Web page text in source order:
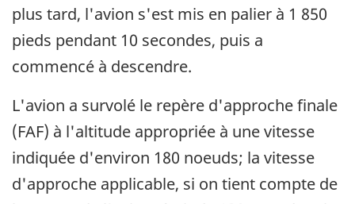
plus tard, l'avion s'est mis en palier à 1 850
pieds pendant 10 secondes, puis a
commencé à descendre.
L'avion a survolé le repère d'approche finale
(FAF) à l'altitude appropriée à une vitesse
indiquée d'environ 180 noeuds; la vitesse
d'approche applicable, si on tient compte de